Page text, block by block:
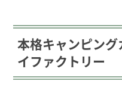
本格キャンピン
イファクトリー